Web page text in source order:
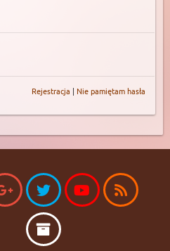
Rejestracja | Nie pamiętam hasła